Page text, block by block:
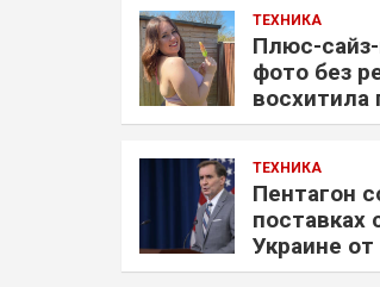
ТЕХНИКА
Плюс-
фото без
восхитила
ТЕХНИКА
Пентагон
поставках
Украине